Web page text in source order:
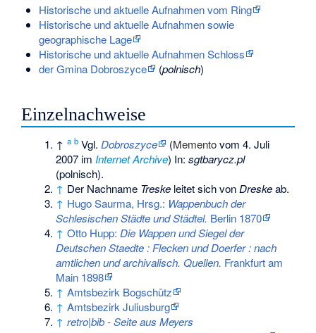
Historische und aktuelle Aufnahmen vom Ring
Historische und aktuelle Aufnahmen sowie
geographische Lage
Historische und aktuelle Aufnahmen Schloss
der Gmina Dobroszyce
(polnisch)
Einzelnachweise
↑a b Vgl. Dobroszyce (Mementovom 4. Juli
2007 im Internet Archive) In:sgtbarycz.pl
(polnisch).
↑ Der Nachname Treske leitet sich vonDreskeab.
↑ Hugo Saurma, Hrsg.: Wappenbuch der
Schlesischen Städte und Städtel. Berlin 1870
↑ Otto Hupp: Die Wappen und Siegel der
Deutschen Staedte : Flecken und Doerfer : nach
amtlichen und archivalisch. Quellen. Frankfurt am
Main 1898
↑ Amtsbezirk Bogschütz
↑ Amtsbezirk Juliusburg
↑ retro|bib - Seite aus Meyers